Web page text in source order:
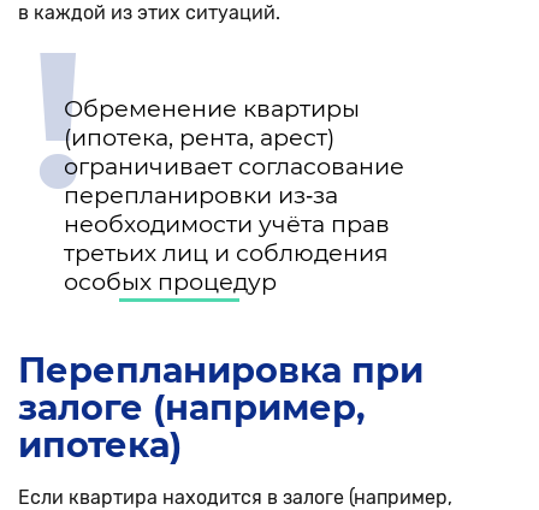
в каждой из этих ситуаций.
!Обременение квартиры
(ипотека, рента, арест)
ограничивает согласование
перепланировки из‑за
необходимости учёта прав
третьих лиц и соблюдения
особых процедур
Перепланировка при
залоге (например,
ипотека)
Если квартира находится в залоге (например,